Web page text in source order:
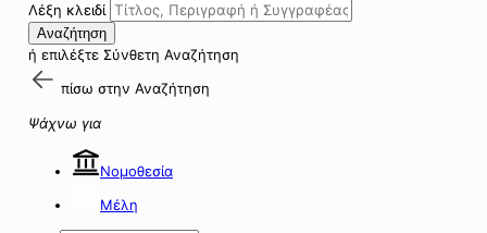
Λέξη κλειδί
Αναζήτηση
ή επιλέξτε Σύνθετη Αναζήτηση
πίσω στην Αναζήτηση
Ψάχνω για
Νομοθεσία
Μέλη